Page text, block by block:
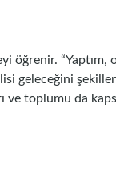
öğrenir. “Yaptım,
geleceğini
ve toplumu da